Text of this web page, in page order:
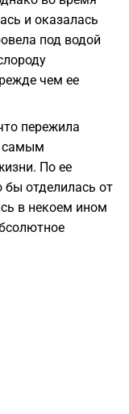
и оказалась
под водой
чем ее
пережила
самым
По ее
отделилась от
в некоем ином